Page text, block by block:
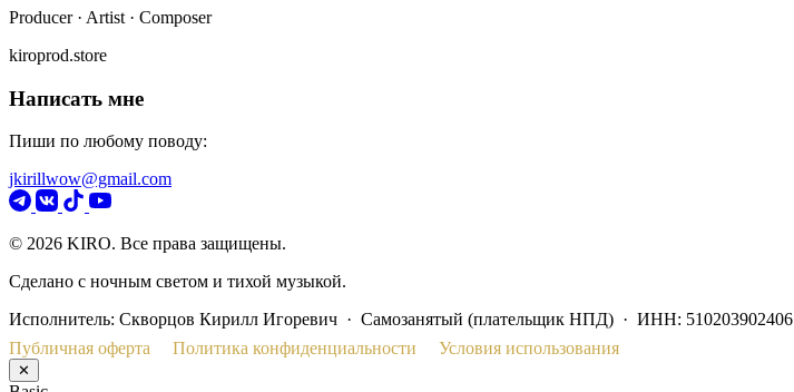
Producer · Artist · Composer
kiroprod.store
Написать мне
Пиши по любому поводу:
jkirillwow@gmail.com
© 2026 KIRO. Все права защищены.
Сделано с ночным светом и тихой музыкой.
Исполнитель: Скворцов Кирилл Игоревич · Самозанятый (плательщик НПД) · ИНН: 510203902406
Публичная оферта
Политика конфиденциальности Условия использования
✕